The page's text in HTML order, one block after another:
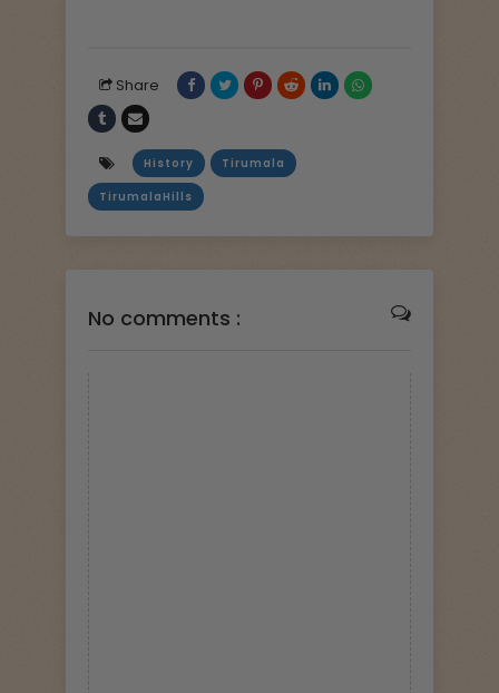
Share
History Tirumala
TirumalaHills
No comments :